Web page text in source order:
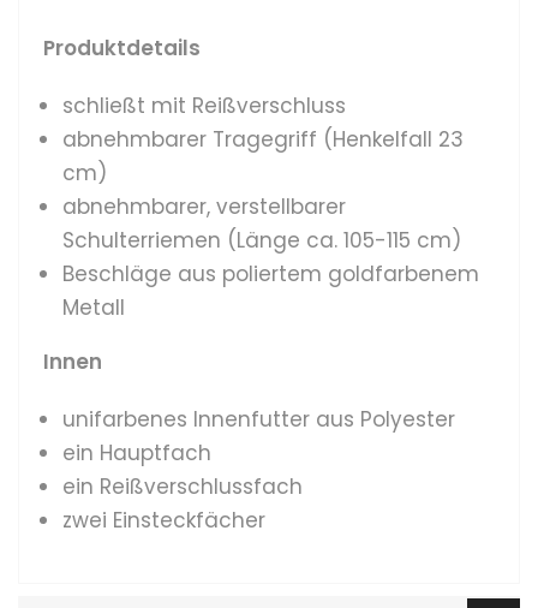
Produktdetails
schließt mit Reißverschluss
abnehmbarer Tragegriff (Henkelfall 23
cm)
abnehmbarer, verstellbarer
Schulterriemen (Länge ca. 105-115 cm)
Beschläge aus poliertem goldfarbenem
Metall
Innen
unifarbenes Innenfutter aus Polyester
ein Hauptfach
ein Reißverschlussfach
zwei Einsteckfächer